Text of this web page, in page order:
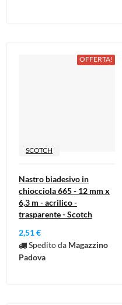
OFFERTA!
SCOTCH
Nastro biadesivo in
chiocciola 665 - 12 mm x
6,3 m - acrilico -
trasparente - Scotch
2,51 €
Spedito da Magazzino
Padova